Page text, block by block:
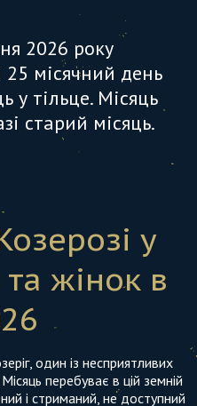
2026 року
25 місячний день
у тільце. Місяць
старий місяць.
Жовтень
1 2
12 13 14 15 16
у
та жінок в
один із несприятливих
перебуває в цій земній
і стриманий, не доступний